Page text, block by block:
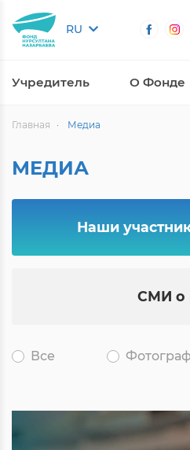
RU
Учредитель О Фонде
Главная Медиа
МЕДИА
Наши
СМИ о
Все